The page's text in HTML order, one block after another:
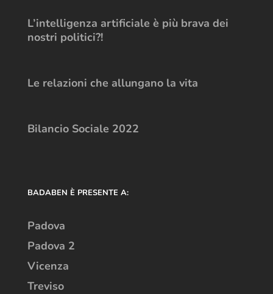
L’intelligenza artificiale è più brava dei
nostri politici?!
Le relazioni che allungano la vita
Bilancio Sociale 2022
BADABEN È PRESENTE A:
Padova
Padova 2
Vicenza
Treviso